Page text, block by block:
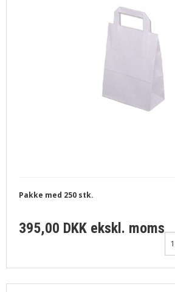
Pakke med 250 stk.
395,00 DKK ekskl. moms